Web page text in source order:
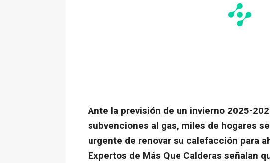
Ante la previsión de un invierno 2025-
subvenciones al gas, miles de hogares
urgente de renovar su calefacción para
Expertos de Más Que Calderas señalan